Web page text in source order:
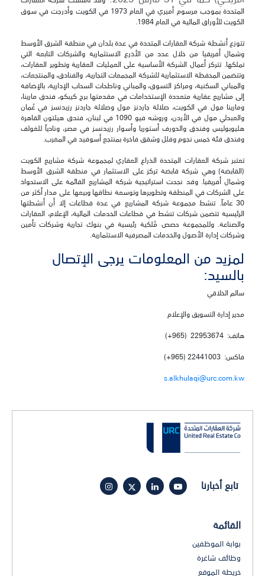
المتحدة بموجب مرسوم أميري في العام 1973 في الكويت وأدرجت في سوق
الكويت للأوراق المالية في العام 1984.
تتوزع أنشطة شركة العقارات المتحدة في عدة بلدان في منطقة الشرق الأوسط
وشمال أفريقيا من خلال عدد من الأذرع الاستثمارية والشركات التابعة التي
تملكها. تتركز أعمال الشركة الأساسية على العمليات العقارية وتطوير العقارات،
وتتضمن المحفظة الاستثمارية للشركة المجمعات التجارية، والفنادق، والمنتجعات،
والمباني السكنية، ومراكز التسوق، والمباني وناطحات السحاب الإدارية، بالإضافة
إلى مشاريع عقارية متعددة الإستخدامات في مقدمتها برج كيبكو، فندق مارينا،
ومارينا مول في الكويت، صلالة جاردنز مول وصلالة جاردنز رزيدنسز في عُمان
والعبدلي مول في الأردن، وروشه فيو 1090 في لبنان، فندق هيلتون القاهرة
هليوبوليس وفندق والدورف أستوريا وأسوار رزيدنسز في مصر، ونادياً للغولف
وفندق فئة خمس نجوم وفلل وشقق فاخرة بمنتجع أسوفيد في المغرب.
تعتبر شركة العقارات المتحدة الذراع العقاري لمجموعة شركة مشاريع الكويت
(القابضة) وهي شركة قابضة تركز على الاستثمار في منطقة الشرق الأوسط
وشمال أفريقيا. وقد نجحت استراتيجية شركة المشاريع القائمة على الاستحواذ
على الشركات في المنطقة وتطويرها وتوسعة نطاقها وبيعها على مدار أكثر من
30 عاماً. تنشط مجموعة شركة المشاريع في عدة قطاعات إلا أن أنشطتها
الرئيسية تتضمن شركات تنشط في قطاعات الخدمات المالية، الإعلام، العقارات
والصناعة. وللمجموعة حصص مُلكية رئيسية في بنوك تجارية وشركات تأمين
وشركات إدارة الأصول والخدمات المصرفية الاستثمارية.
لمزيد من المعلومات يرجى الإتصال
بالسيد:
سالم الخلاقي
مدير إدارة التسويق والإعلام
هاتف: 22953674 (965+)
فاكس: 22441003 (965+)
s.alkhulaqi@urc.com.kw
تابع أخبارنا
القائمة
بوابة الموظفين
وظائف شاغرة
خريطة الموقع